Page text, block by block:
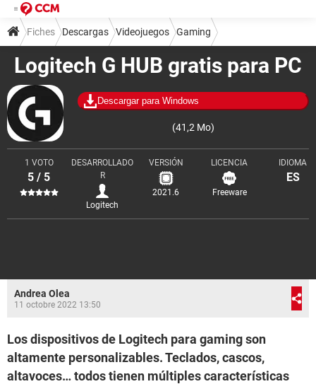
Logitech G HUB gratis para PC
Descargar para Windows
(41,2 Mo)
1 VOTO
5 / 5
DESARROLLADO
R
Logitech
VERSIÓN
2021.6
LICENCIA
Freeware
IDIOMA
ES
Fiches Descargas Videojuegos Gaming
Herramientas para gamers
Andrea Olea
11 octobre 2022 13:50
Los dispositivos de Logitech para gaming son
altamente personalizables. Teclados, cascos,
altavoces… todos tienen múltiples características